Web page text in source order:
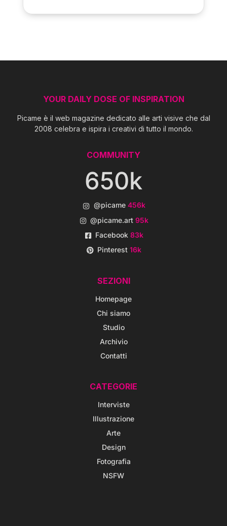
YOUR DAILY DOSE OF INSPIRATION
Picame è il web magazine dedicato alle arti visive che dal
2008 celebra e ispira i creativi di tutto il mondo.
COMMUNITY
650k
@picame 456k
@picame.art95k
Facebook83k
Pinterest16k
SEZIONI
Homepage
Chi siamo
Studio
Archivio
Contatti
CATEGORIE
Interviste
Illustrazione
Arte
Design
Fotografia
NSFW